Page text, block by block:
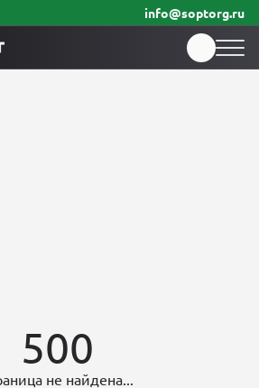
info@soptorg.ru
500
не найдена...